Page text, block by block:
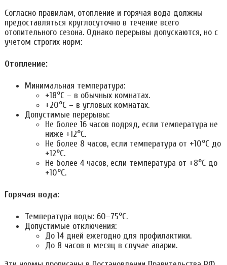
Согласно правилам, отопление и горячая вода должны
предоставляться круглосуточно в течение всего
отопительного сезона. Однако перерывы допускаются, но с
учетом строгих норм:
Отопление:
Минимальная температура:
+18°C – в обычных комнатах.
+20°C – в угловых комнатах.
Допустимые перерывы:
Не более 16 часов подряд, если температура не
ниже +12°C.
Не более 8 часов, если температура от +10°C до
+12°C.
Не более 4 часов, если температура от +8°C до
+10°C.
Горячая вода:
Температура воды: 60–75°C.
Допустимые отключения:
До 14 дней ежегодно для профилактики.
До 8 часов в месяц в случае аварии.